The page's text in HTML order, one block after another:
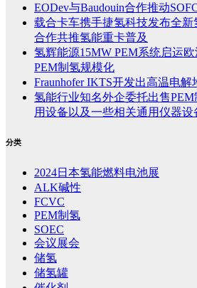
EODev与Baudouin合作推动
载合卡车携手捷氢科技发布全
合作共推氢能重卡普及
氢辉能源15MW PEM系统启运
PEM制氢规模化
Fraunhofer IKTS开发出高温电解
氢能行业知名外企委托出售
用设备以及一些相关通用仪器设
分类
2024日本氢能燃料电池展
ALK碱性
FCVC
PEM制氢
SOEC
会议展会
储氢
储氢罐